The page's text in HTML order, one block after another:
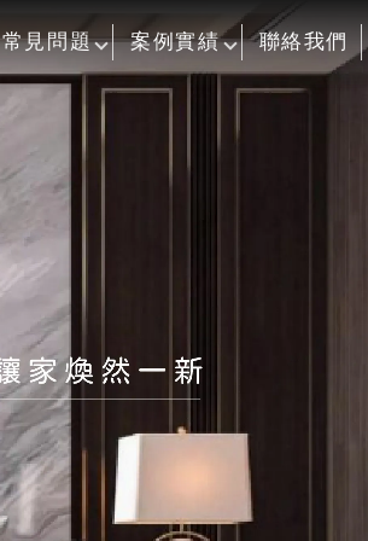
常見問題 案例實績 聯絡我們